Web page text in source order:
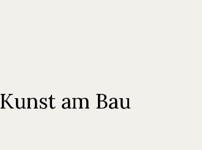
Kunst am Bau